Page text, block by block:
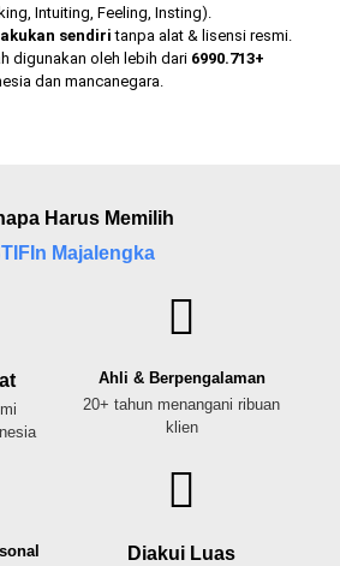
Intuiting, Feeling, Insting).
sendiri tanpa alat & lisensi resmi.
digunakan oleh lebih dari 6990.713+
dan mancanegara.
Harus Memilih
Majalengka
Ahli & Berpengalaman
20+ tahun menangani ribuan
klien
Diakui Luas